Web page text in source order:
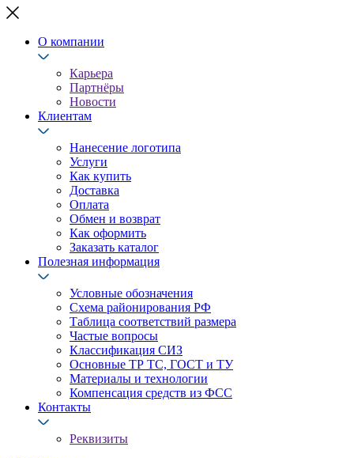
О компании
Карьера
Партнёры
Новости
Клиентам
Нанесение логотипа
Услуги
Как купить
Доставка
Оплата
Обмен и возврат
Как оформить
Заказать каталог
Полезная информация
Условные обозначения
Схема районирования РФ
Таблица соответствий размера
Частые вопросы
Классификация СИЗ
Основные ТР ТС, ГОСТ и ТУ
Материалы и технологии
Компенсация средств из ФСС
Контакты
Реквизиты